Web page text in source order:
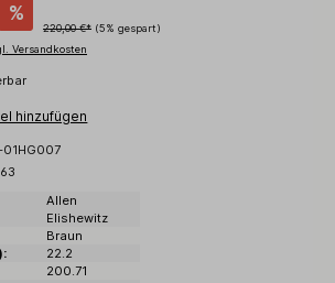
%
220,00 €* (5% gespart)
Versandkosten
hinzufügen
01HG007
Allen
Elishewitz
Braun
22.2
200.71